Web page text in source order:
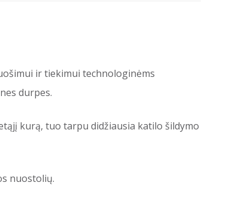
ir tiekimui technologinėms
durpes.
kurą, tuo tarpu didžiausia katilo šildymo
nuostolių.